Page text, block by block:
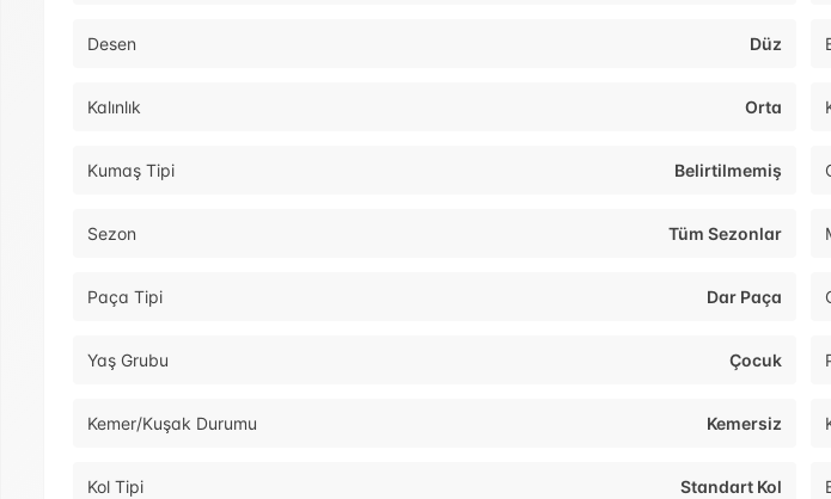
Desen Düz
Kalınlık Orta
Kumaş Tipi Belirtilmemiş
Sezon Tüm Sezonlar
Paça Tipi Dar Paça
Yaş Grubu Çocuk
Kemer/Kuşak Durumu Kemersiz
Kol Tipi Standart Kol